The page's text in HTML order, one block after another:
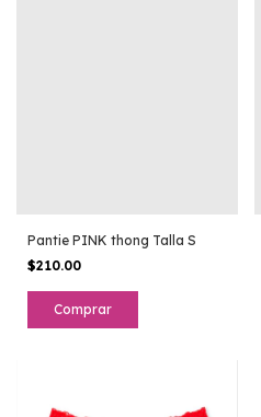
Pantie PINK thong Talla S
$210.00